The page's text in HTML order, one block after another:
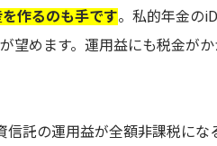
作るのも手です。私的年金の
望めます。運用益にも税金が
信託の運用益が全額非課税に